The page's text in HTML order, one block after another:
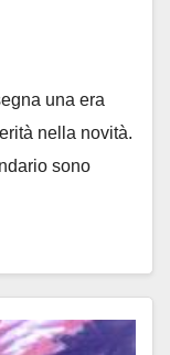
una era
nella novità.
sono